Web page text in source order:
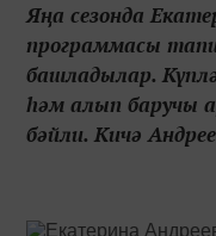
Яңа сезонда
программасы
башладылар.
һәм алып баручы
бәйли. Кичә